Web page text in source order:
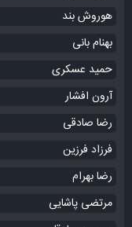
هوروش بند
بهنام بانی
حمید عسکری
آرون افشار
رضا صادقی
فرزاد فرزین
رضا بهرام
مرتضی پاشایی